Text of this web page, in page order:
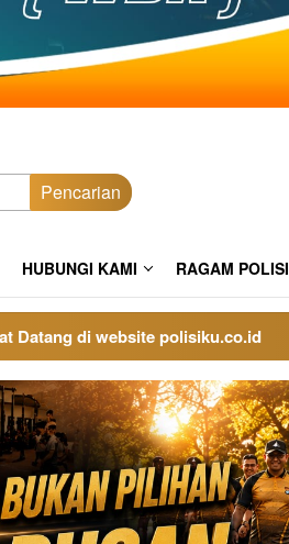
Pencarian
HUBUNGI KAMI RAGAM POLISI
di website polisiku.co.id